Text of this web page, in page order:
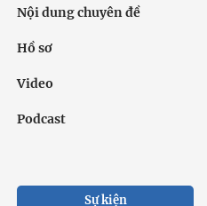
Nội dung chuyên đề
Hồ sơ
Video
Podcast
Sự kiện